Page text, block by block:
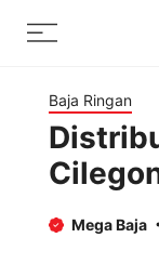
Menu
Baja Ringan
Mega Baja